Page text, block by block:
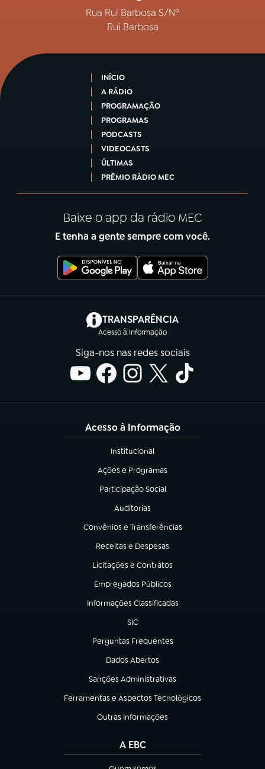
Rua Rui Barbosa S/Nº
Rui Barbosa
INÍCIO
A RÁDIO
PROGRAMAÇÃO
PROGRAMAS
PODCASTS
VIDEOCASTS
ÚLTIMAS
PRÊMIO RÁDIO MEC
Baixe o app da rádio MEC
E tenha a gente sempre com você.
TRANSPARÊNCIA
Acesso à Informação
(abre em nova aba)
Siga-nos nas redes sociais
Acesso à Informação
Institucional
(abre em nova aba)
Ações e Programas
(abre em nova aba)
Participação Social
(abre em nova aba)
Auditorias
(abre em nova aba)
Convênios e Transferências
(abre em nova aba)
Receitas e Despesas
(abre em nova aba)
Licitações e Contratos
(abre em nova aba)
Empregados Públicos
(abre em nova aba)
Informações Classificadas
(abre em nova aba)
SIC
(abre em nova aba)
Perguntas Frequentes
(abre em nova aba)
Dados Abertos
(abre em nova aba)
Sanções Administrativas
(abre em nova aba)
Ferramentas e Aspectos Tecnológicos
(abre em nova aba)
Outras Informações
(abre em nova aba)
A EBC